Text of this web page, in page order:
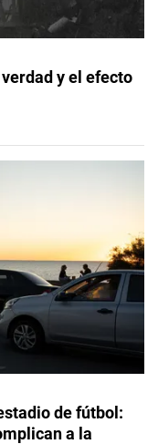
y el efecto
de fútbol:
a la